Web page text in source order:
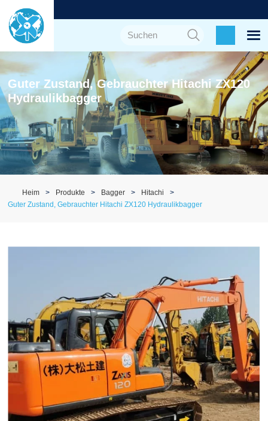
Guter Zustand, Gebrauchter Hitachi ZX120
Hydraulikbagger
Heim Produkte Bagger
Hitachi
Guter Zustand, Gebrauchter Hitachi ZX120 Hydraulikbagger